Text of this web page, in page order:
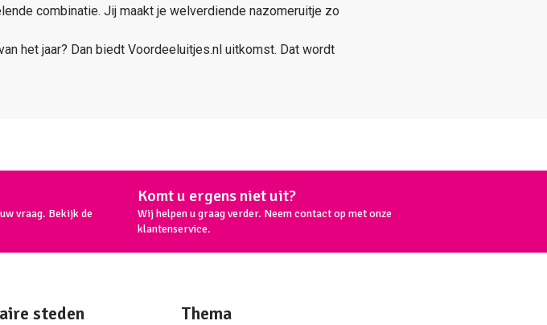
combinatie. Jij maakt je welverdiende nazomeruitje zo
het jaar? Dan biedt Voordeeluitjes.nl uitkomst. Dat wordt
vraag. Bekijk de
Komt u ergens niet uit?
Wij helpen u graag verder. Neem contact op met onze
klantenservice.
steden Thema